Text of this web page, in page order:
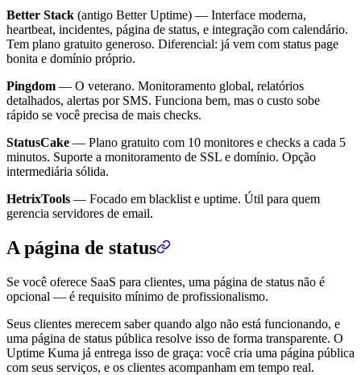
Better Stack (antigo Better Uptime) — Interface moderna,
heartbeat, incidentes, página de status, e integração com calendário.
Tem plano gratuito generoso. Diferencial: já vem com status page
bonita e domínio próprio.
Pingdom — O veterano. Monitoramento global, relatórios
detalhados, alertas por SMS. Funciona bem, mas o custo sobe
rápido se você precisa de mais checks.
StatusCake — Plano gratuito com 10 monitores e checks a cada 5
minutos. Suporte a monitoramento de SSL e domínio. Opção
intermediária sólida.
HetrixTools — Focado em blacklist e uptime. Útil para quem
gerencia servidores de email.
A página de status
Se você oferece SaaS para clientes, uma página de status não é
opcional — é requisito mínimo de profissionalismo.
Seus clientes merecem saber quando algo não está funcionando, e
uma página de status pública resolve isso de forma transparente. O
Uptime Kuma já entrega isso de graça: você cria uma página pública
com seus serviços, e os clientes acompanham em tempo real.